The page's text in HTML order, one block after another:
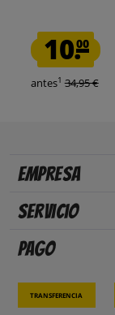
10.00
antes1 34,95 €
Empresa
Servicio
Pago
Transferencia